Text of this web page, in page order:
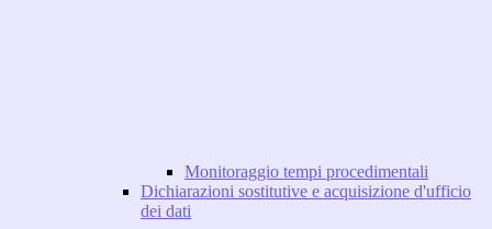
Monitoraggio tempi procedimentali
Dichiarazioni sostitutive e acquisizione d'ufficio
dei dati